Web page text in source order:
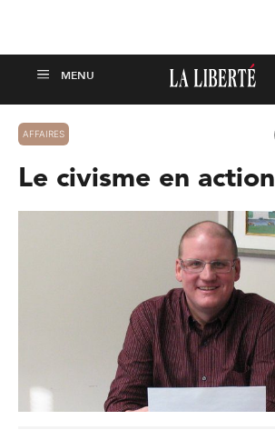
AFFAIRES
Le civisme en action